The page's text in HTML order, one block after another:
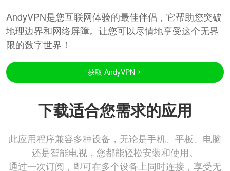
AndyVPN是您互联网体验的最佳伴侣，它帮助您突破
地理边界和网络屏障。让您可以尽情地享受这个无界
限的数字世界！
获取 AndyVPN
下载适合您需求的应用
此应用程序兼容多种设备，无论是手机、平板、电脑
还是智能电视，您都能轻松安装和使用。
通过一次订阅，即可在多个设备上同时连接，享受无